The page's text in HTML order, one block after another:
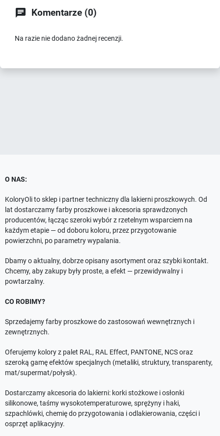
 Komentarze (0)
Na razie nie dodano żadnej recenzji.
O NAS:
KoloryOli to sklep i partner techniczny dla lakierni proszkowych. Od
lat dostarczamy farby proszkowe i akcesoria sprawdzonych
producentów, łącząc szeroki wybór z rzetelnym wsparciem na
każdym etapie — od doboru koloru, przez przygotowanie
powierzchni, po parametry wypalania.
Dbamy o aktualny, dobrze opisany asortyment oraz szybki kontakt.
Chcemy, aby zakupy były proste, a efekt — przewidywalny i
powtarzalny.
CO ROBIMY?
Sprzedajemy farby proszkowe do zastosowań wewnętrznych i
zewnętrznych.
Oferujemy kolory z palet RAL, RAL Effect, PANTONE, NCS oraz
szeroką gamę efektów specjalnych (metaliki, struktury, transparenty,
mat/supermat/połysk).
Dostarczamy akcesoria do lakierni: korki stożkowe i osłonki
silikonowe, taśmy wysokotemperaturowe, sprężyny i haki,
szpachlówki, chemię do przygotowania i odlakierowania, części i
osprzęt aplikacyjny.